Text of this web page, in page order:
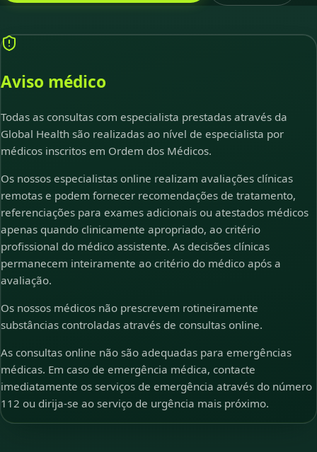
Aviso médico
Todas as consultas com especialista prestadas através da
Global Health são realizadas ao nível de especialista por
médicos inscritos em Ordem dos Médicos.
Os nossos especialistas online realizam avaliações clínicas
remotas e podem fornecer recomendações de tratamento,
referenciações para exames adicionais ou atestados médicos
apenas quando clinicamente apropriado, ao critério
profissional do médico assistente. As decisões clínicas
permanecem inteiramente ao critério do médico após a
avaliação.
Os nossos médicos não prescrevem rotineiramente
substâncias controladas através de consultas online.
As consultas online não são adequadas para emergências
médicas. Em caso de emergência médica, contacte
imediatamente os serviços de emergência através do número
112 ou dirija-se ao serviço de urgência mais próximo.